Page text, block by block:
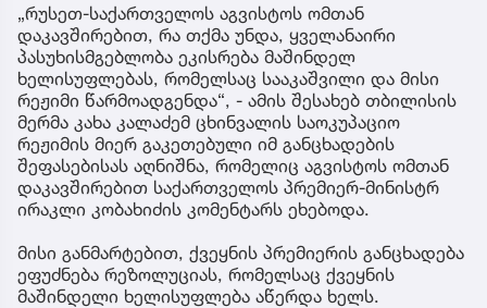
„რუსეთ-საქართველოს აგვისტოს ომთან
დაკავშირებით, რა თქმა უნდა, ყველანაირი
პასუხისმგებლობა ეკისრება მაშინდელ
ხელისუფლებას, რომელსაც სააკაშვილი და მისი
რეჟიმი წარმოადგენდა“, - ამის შესახებ თბილისის
მერმა კახა კალაძემ ცხინვალის საოკუპაციო
რეჟიმის მიერ გაკეთებული იმ განცხადების
შეფასებისას აღნიშნა, რომელიც აგვისტოს ომთან
დაკავშირებით საქართველოს პრემიერ-მინისტრ
ირაკლი კობახიძის კომენტარს ეხებოდა.
მისი განმარტებით, ქვეყნის პრემიერის განცხადება
ეფუძნება რეზოლუციას, რომელსაც ქვეყნის
მაშინდელი ხელისუფლება აწერდა ხელს.